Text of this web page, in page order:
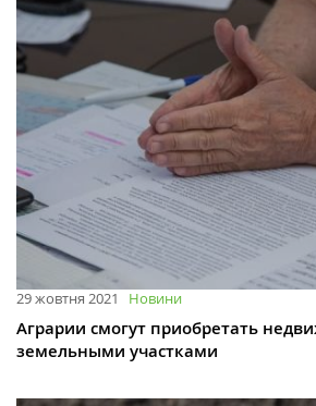
29 жовтня 2021 Новини
Аграрии смогут приобретать
земельными участками